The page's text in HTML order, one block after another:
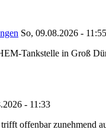
So, 09.08.2026 - 11:55
Tankstelle in Groß
- 11:33
offenbar zunehmend